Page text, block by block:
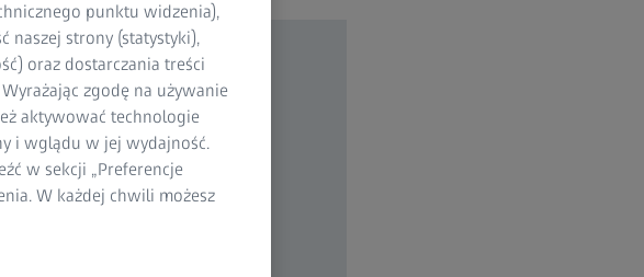
punktu widzenia),
naszej strony (statystyki),
oraz dostarczania treści
zgodę na używanie
aktywować technologie
i wglądu w jej wydajność.
w sekcji „Preferencje
W każdej chwili możesz